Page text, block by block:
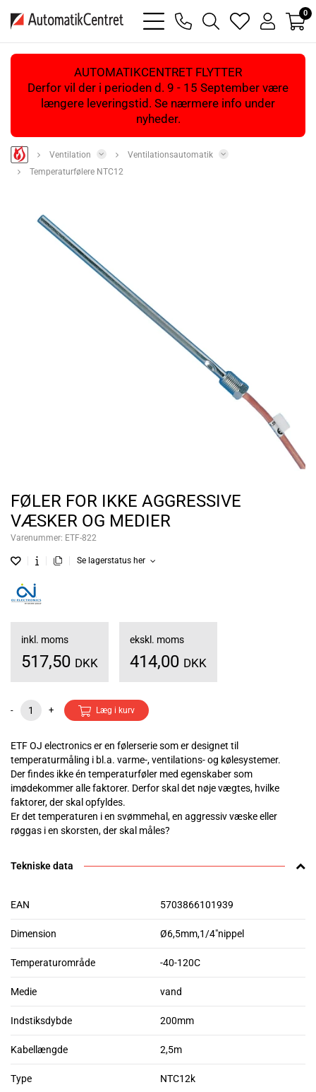
bars
light
phone
magnifying
glass
heart
light
user
light
0
AUTOMATIKCENTRET FLYTTER
Derfor vil der i perioden d. 9 - 15 September være
længere leveringstid. Se nærmere info under
nyheder.
Ventilation
Ventilationsautomatik
Temperaturfølere NTC12
FØLER FOR IKKE AGGRESSIVE
VÆSKER OG MEDIER
Varenummer: ETF-822
Se lagerstatus her
inkl. moms
517,50 DKK
ekskl. moms
414,00 DKK
- + Læg i kurv
ETF OJ electronics er en følerserie som er designet til
temperaturmåling i bl.a. varme-, ventilations- og kølesystemer.
Der findes ikke én temperaturføler med egenskaber som
imødekommer alle faktorer. Derfor skal det nøje vægtes, hvilke
faktorer, der skal opfyldes.
Er det temperaturen i en svømmehal, en aggressiv væske eller
røggas i en skorsten, der skal måles?
Tekniske data
EAN 5703866101939
Dimension Ø6,5mm,1/4"nippel
Temperaturområde -40-120C
Medie vand
Indstiksdybde 200mm
Kabellængde 2,5m
Type NTC12k